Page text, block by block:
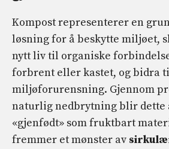
Kompost representerer en
løsning for å beskytte miljøet,
nytt liv til organiske
forbrent eller kastet, og bidra
miljøforurensning. Gjennom
naturlig nedbrytning blir dette
«gjenfødt» som fruktbart
fremmer et mønster av